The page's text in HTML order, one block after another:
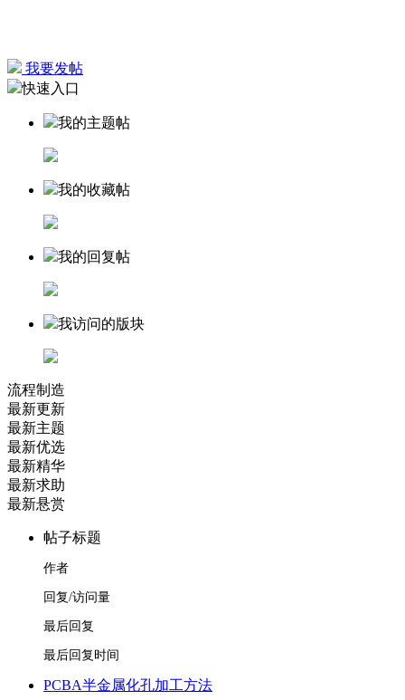
我要发帖
快速入口
我的主题帖
我的收藏帖
我的回复帖
我访问的版块
流程制造
最新更新
最新主题
最新优选
最新精华
最新求助
最新悬赏
帖子标题
作者
回复/访问量
最后回复
最后回复时间
PCBA半金属化孔加工方法